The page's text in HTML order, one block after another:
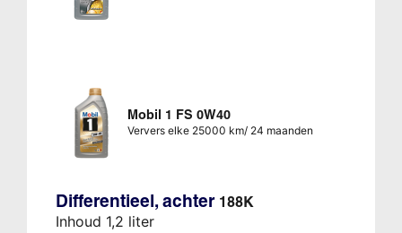
Mobil 1 FS 0W40
Ververs elke 25000 km/ 24 maanden
Differentieel, achter 188K
Inhoud 1,2 liter